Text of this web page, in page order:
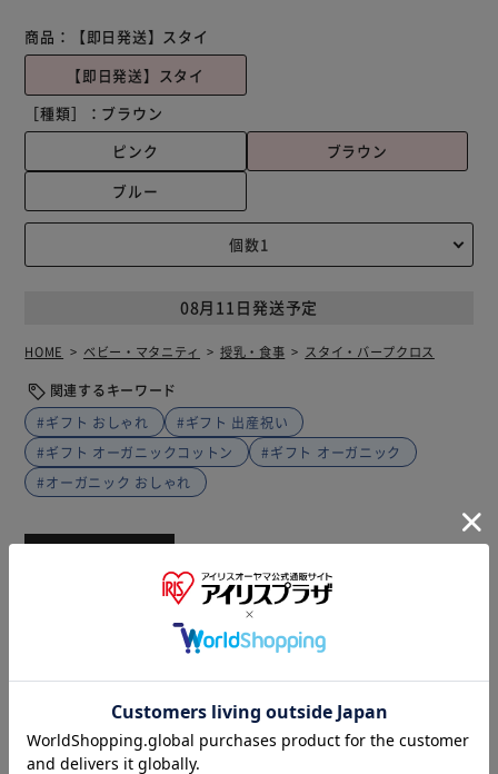
商品：
【即日発送】スタイ
【即日発送】スタイ
［種類］： ブラウン
ピンク
ブラウン
ブルー
08月11日発送予定
HOME ベビー・マタニティ 授乳・食事 スタイ・バープクロス
関連するキーワード
#ギフト おしゃれ
#ギフト 出産祝い
#ギフト オーガニックコットン
#ギフト オーガニック
#オーガニック おしゃれ
オーガニックコットン100％、ふんわり優しくほんわか可愛
い♪「Mule エプロンスタイ」が登場。 【タオル素材のスタ
イ】 オーガニックコットン100％、素肌に優しいタオル素材
のスタイ。安心の今治産で、汗やよだれをしっかりと吸収し
てくれる。 【シープ加工】 優しく起毛した、あたたかみの
あるシープ加工を施した生地。デリケートな赤ちゃんのお肌
にふんわり優しい、嬉しいアイテム。 【エプロンタイプ】